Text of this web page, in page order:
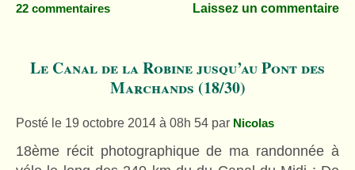
22 commentaires Laissez un commentaire
Le Canal de la Robine jusqu’au Pont des
Marchands (18/30)
Posté le 19 octobre 2014 à 08h 54 par Nicolas
18ème récit photographique de ma randonnée à